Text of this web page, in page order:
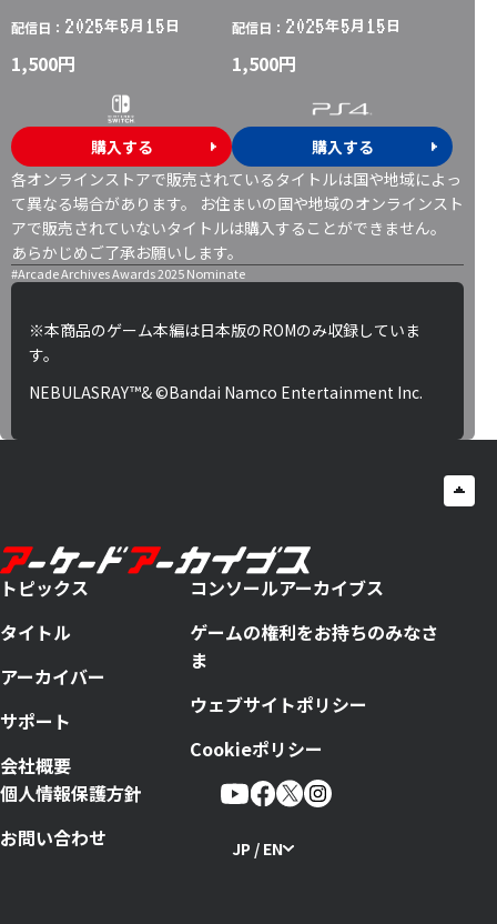
配信日： 2025年5月 15日
1,500円
購入する
配信日： 2025年5月 15日
1,500円
購入する
各オンラインストアで販売されているタイトルは国や地域によっ
て異なる場合があります。 お住まいの国や地域のオンラインスト
アで販売されていないタイトルは購入することができません。
あらかじめご了承お願いします。
#Arcade Archives Awards 2025 Nominate
※本商品のゲーム本編は日本版のROMのみ収録していま
す。
NEBULASRAY™& ©Bandai Namco Entertainment Inc.
トピックス
タイトル
アーカイバー
サポート
会社概要
コンソールアーカイブス
ゲームの権利をお持ちのみなさ
ま
ウェブサイトポリシー
Cookieポリシー
個人情報保護方針
お問い合わせ
JP / EN